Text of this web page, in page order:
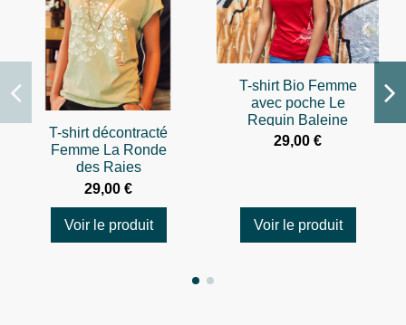
T-shirt décontracté
Femme La Ronde
des Raies
29,00 €
Voir le produit
T-shirt Bio Femme
avec poche Le
Requin Baleine
29,00 €
Voir le produit